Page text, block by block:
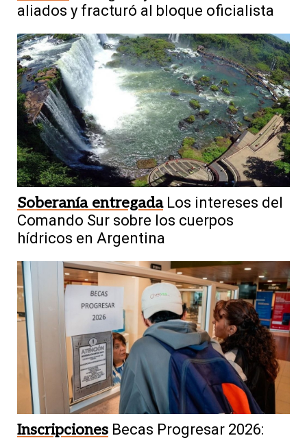
aliados y fracturó al bloque oficialista
Soberanía entregada Los intereses del
Comando Sur sobre los cuerpos
hídricos en Argentina
Inscripciones Becas Progresar 2026: